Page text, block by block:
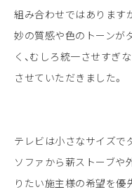
組み合わせではあります
妙の質感や色のトーンが
く、むしろ統一させすぎ
させていただきました。
テレビは小さなサイズで
ソファから薪ストーブや
りたい施主様の希望を